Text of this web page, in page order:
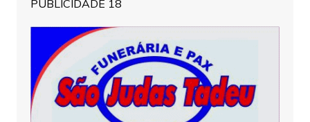
PUBLICIDADE 18